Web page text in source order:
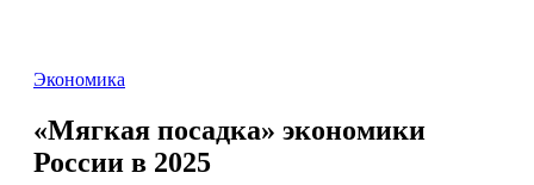
Экономика
«Мягкая посадка» экономики
России в 2025